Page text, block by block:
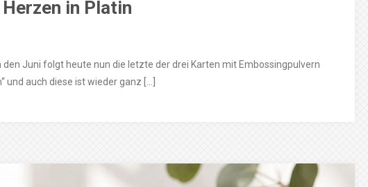
in Platin
den Juni folgt heute nun die letzte der drei Karten mit Embossingpulvern
und auch diese ist wieder ganz […]